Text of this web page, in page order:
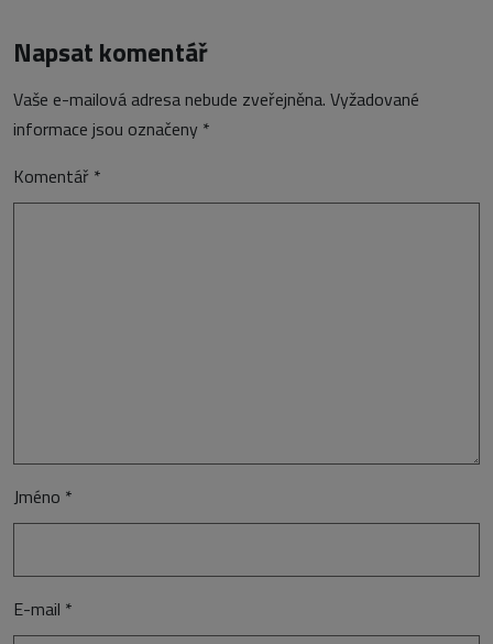
Napsat komentář
Vaše e-mailová adresa nebude zveřejněna. Vyžadované
informace jsou označeny *
Komentář *
Jméno *
E-mail *